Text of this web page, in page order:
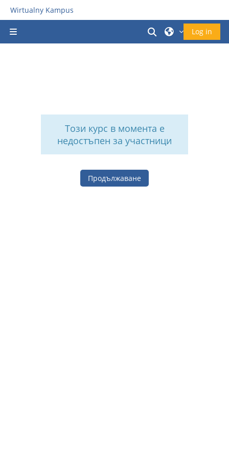
Прескочи на основното съдържание
Wirtualny Kampus
Превключване
Log in
Този курс в момента е
недостъпен за участници
Продължаване